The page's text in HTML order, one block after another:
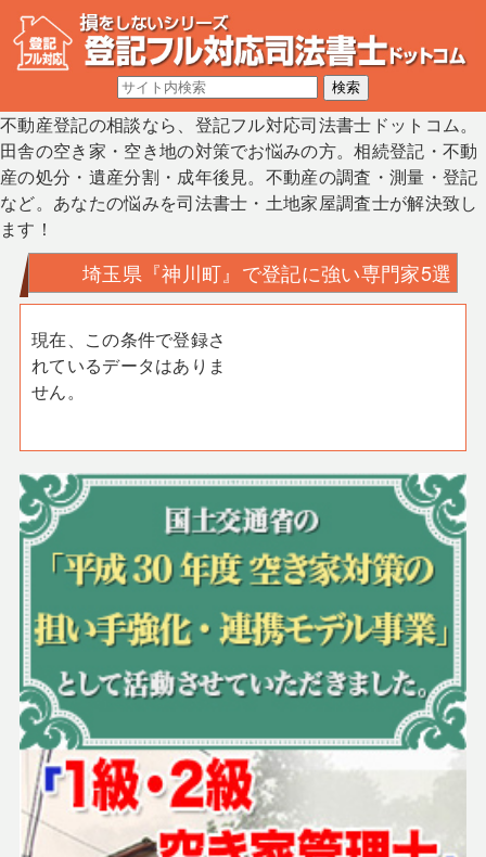
不動産登記の相談なら、登記フル対応司法書士ドットコム。
田舎の空き家・空き地の対策でお悩みの方。相続登記・不動
産の処分・遺産分割・成年後見。不動産の調査・測量・登記
など。あなたの悩みを司法書士・土地家屋調査士が解決致し
ます！
埼玉県『神川町』で登記に強い専門家5選
現在、この条件で登録さ
れているデータはありま
せん。